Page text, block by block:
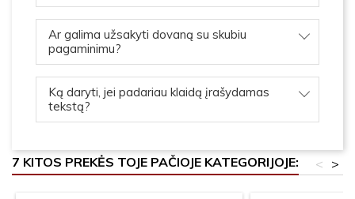
Ar galima užsakyti dovaną su skubiu
pagaminimu?
Ką daryti, jei padariau klaidą įrašydamas
tekstą?
7 KITOS PREKĖS TOJE PAČIOJE KATEGORIJOJE: >
<